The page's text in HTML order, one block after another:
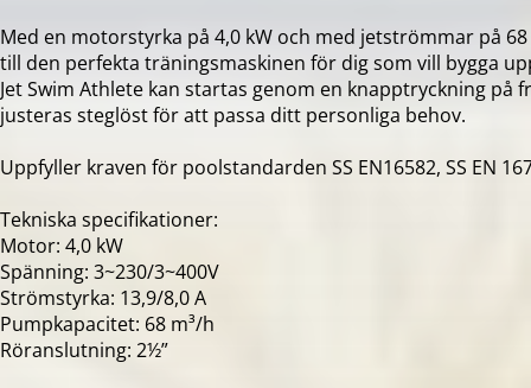
Med en motorstyrka på 4,0 kW och med jetströmmar på 68
till den perfekta träningsmaskinen för dig som vill bygga
Jet Swim Athlete kan startas genom en knapptryckning på
justeras steglöst för att passa ditt personliga behov.
Uppfyller kraven för poolstandarden SS EN16582, SS EN
Tekniska specifikationer:
Motor: 4,0 kW
Spänning: 3~230/3~400V
Strömstyrka: 13,9/8,0 A
Pumpkapacitet: 68 m³/h
Röranslutning: 2½”